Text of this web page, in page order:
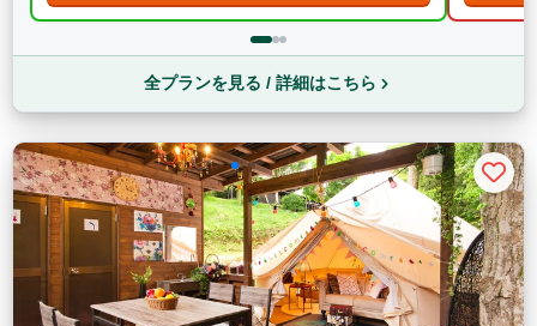
全プランを見る / 詳細はこちら